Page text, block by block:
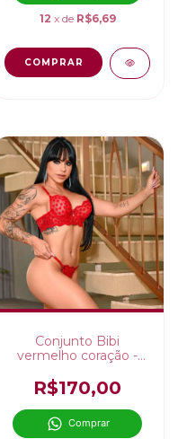
12 x de R$6,69
Conjunto Bibi
vermelho coração -
R$170,00
Comprar